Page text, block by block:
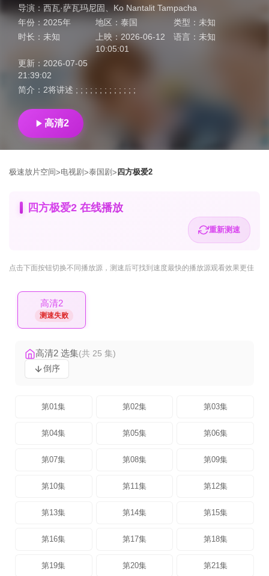
导演： 西瓦·萨瓦玛尼固
Ko Nantalit Tampacha
年份： 2025年 地区：泰国 类型： 未知
时长： 未知 上映： 2026-06-12
10:05:01
语言： 未知
更新： 2026-07-05
21:39:02
简介： 2将讲述 ; ; ; ; ; ; ; ; ; ; ; ; ;
高清2
极速放片空间>电视剧 >泰国剧 > 四方极爱2
四方极爱2 在线播放
重新测速
点击下面按钮切换不同播放源 ，测速后可找到速度最快的播放源观看效果更佳
高清2
测速失败
高清2 选集(共 25 集)
倒序
第01集 第02集 第03集
第04集 第05集 第06集
第07集 第08集 第09集
第10集 第11集 第12集
第13集 第14集 第15集
第16集 第17集 第18集
第19集 第20集 第21集